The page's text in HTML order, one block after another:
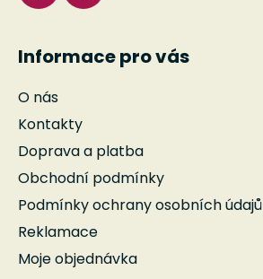
Informace pro vás
O nás
Kontakty
Doprava a platba
Obchodní podmínky
Podmínky ochrany osobních údajů
Reklamace
Moje objednávka